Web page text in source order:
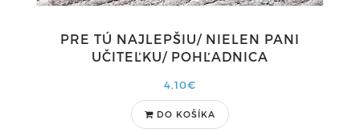
PRE TÚ NAJLEPŠIU/ NIELEN PANI
UČITEĽKU/ POHĽADNICA
4,10€
DO KOŠÍKA